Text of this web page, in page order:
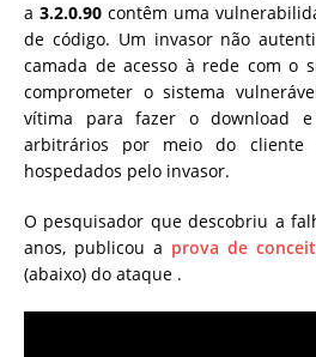
a 3.2.0.90 contêm uma
de código. Um invasor não
camada de acesso à rede com o
comprometer o sistema
vítima para fazer o download e
arbitrários por meio do cliente
hospedados pelo invasor.
O pesquisador que descobriu a
anos, publicou a prova de
(abaixo) do ataque .